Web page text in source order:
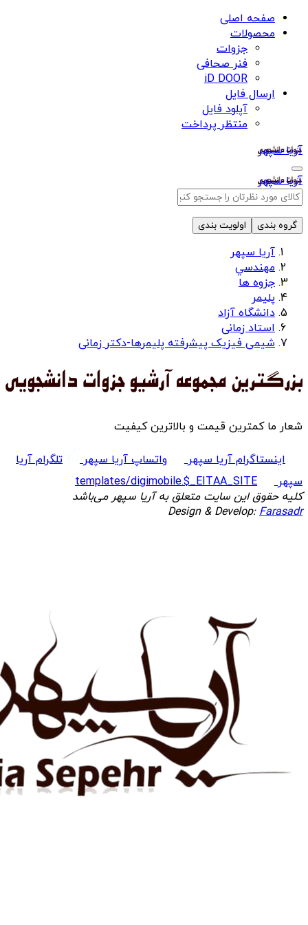
صفحه اصلی
محصولات
جزوات
فنر صحافی
iD DOOR
ارسال فایل
آپلود فایل
منتظر پرداخت
آریا سپهر
آریا سپهر
گروه بندی اولویت بندی
آریا سپهر
مهندسي
جزوه ها
پلیمر
دانشگاه آزاد
استاد زمانی
شیمی فیزیک پیشرفته پلیمرها-دکتر زمانی
شعار ما کمترین قیمت و بالاترین کیفیت
اینستاگرام آریا سپهر واتساپ آریا سپهر
تلگرام آریا
سپهر
templates/digimobile.$_EITAA_SITE
کلیه حقوق این سایت متعلق به آریا سپهر می‌باشد
Design & Develop:Farasadr